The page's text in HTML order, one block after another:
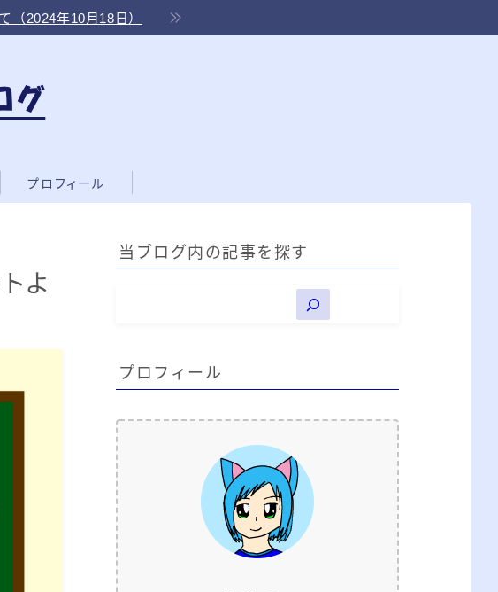
（2024年10月18日）
プロフィール
よ
当ブログ内の記事を探す
プロフィール